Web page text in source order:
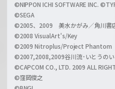
a
n
l
©NIPPON ICHI SOFTWARE INC.
©SEGA
©2005、2009 美水かがみ／角川書
©2008 VisualArt's/Key
©2009 Nitroplus/Project Phantom
©2007,2008,2009谷川流･いとうの
©CAPCOM CO., LTD. 2009 ALL
©窪岡俊之